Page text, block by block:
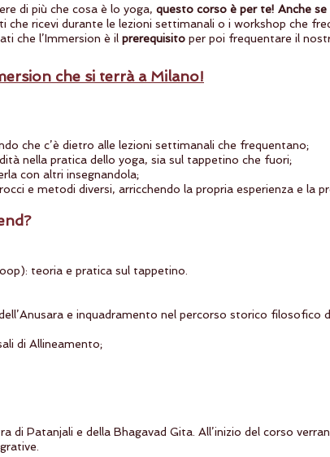
di più che cosa è lo yoga, questo corso è per te! Anche se
che ricevi durante le lezioni settimanali o i workshop che
che l’Immersion è il prerequisito per poi frequentare il
che si terrà a Milano!
che c’è dietro alle lezioni settimanali che frequentano;
nella pratica dello yoga, sia sul tappetino che fuori;
con altri insegnandola;
e metodi diversi, arricchendo la propria esperienza e la
teoria e pratica sul tappetino.
e inquadramento nel percorso storico filosofico
di Allineamento;
di Patanjali e della Bhagavad Gita. All’inizio del corso